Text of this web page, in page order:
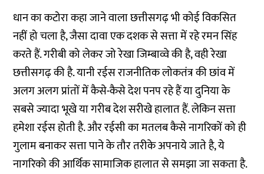
धान का कटोरा कहा जाने वाला छत्तीसगढ़ भी कोई विकसित
नहीं हो चला है, जैसा दावा एक दशक से सत्ता में रहे रमन सिंह
करते हैं. गरीबी को लेकर जो रेखा जिम्बाव्वे की है, वही रेखा
छत्तीसगढ़ की है. यानी रईस राजनीतिक लोकतंत्र की छांव में
अलग अलग प्रांतों में कैसे-कैसे देश पनप रहे हैं या दुनिया के
सबसे ज्यादा भूखे या गरीब देश सरीखे हालात हैं. लेकिन सत्ता
हमेशा रईस होती है. और रईसी का मतलब कैसे नागरिकों को ही
गुलाम बनाकर सत्ता पाने के तौर तरीके अपनाये जाते है, ये
नागरिको की आर्थिक सामाजिक हालात से समझा जा सकता है.